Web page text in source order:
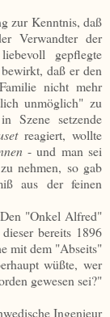
zur Kenntnis, daß
Verwandter der
gepflegte
daß er den
nicht mehr
unmöglich" zu
Szene setzende
reagiert, wollte
- und man sei
nehmen, so gab
aus der feinen
"Onkel Alfred"
bereits 1896
mit dem "Abseits"
wüßte, wer
gewesen sei?"
Ingenieur